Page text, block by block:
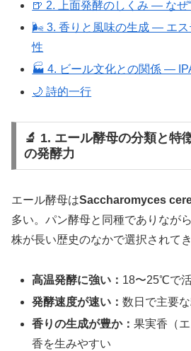
🍺 2. 上面発酵のしくみ ― なぜ
🌬️ 3. 香りと風味の生成 ― エス
性
🏭 4. ビール文化との関係 ―
🌙 詩的一行
🔬 1. エール酵母の分類と特
の発酵力
エール酵母はSaccharomyces
多い。パン酵母と同種でありなが
株が長い歴史のなかで選択されてき
高温発酵に強い： 18〜25℃で
発酵速度が速い：数日で主要
香りの生成が豊か：果実香（
香を生みやすい